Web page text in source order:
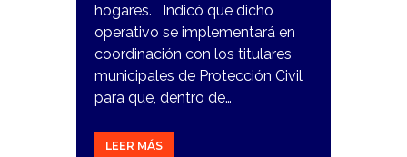
hogares. Indicó que dicho
operativo se implementará en
coordinación con los titulares
municipales de Protección Civil
para que, dentro de…
LEER MÁS